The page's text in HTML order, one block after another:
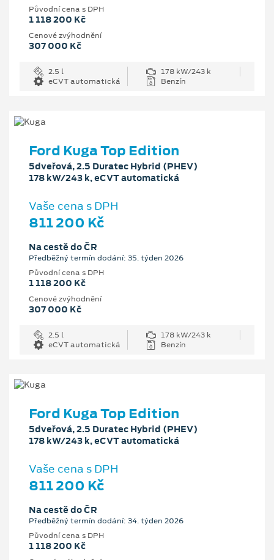
Původní cena s DPH
1 118 200 Kč
Cenové zvýhodnění
307 000 Kč
2.5 l
178 kW/243 k
eCVT automatická
Benzín
Ford Kuga Top Edition
5dveřová, 2.5 Duratec Hybrid (PHEV)
178 kW/243 k, eCVT automatická
Vaše cena s DPH
811 200 Kč
Na cestě do ČR
Předběžný termín dodání: 35. týden 2026
Původní cena s DPH
1 118 200 Kč
Cenové zvýhodnění
307 000 Kč
2.5 l
178 kW/243 k
eCVT automatická
Benzín
Ford Kuga Top Edition
5dveřová, 2.5 Duratec Hybrid (PHEV)
178 kW/243 k, eCVT automatická
Vaše cena s DPH
811 200 Kč
Na cestě do ČR
Předběžný termín dodání: 34. týden 2026
Původní cena s DPH
1 118 200 Kč